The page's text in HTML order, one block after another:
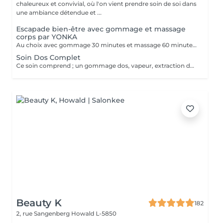
chaleureux et convivial, où l'on vient prendre soin de soi dans
une ambiance détendue et ...
Escapade bien-être avec gommage et massage
corps par YONKA
Au choix avec gommage 30 minutes et massage 60 minutes ; - Escapade provencale, Detox ; Gommage poudre de bambou et noyaux d'abricots + Massage relaxant - Délice de corse, Vitalité ; Gommage aux deux sucres + Massage ré-équilibrant avec techniques énergisantes de digitopression - Balade en foret, Silhouette ; Gommage au sel marin et aux algues + Massage tonifiant avec techniques sculptantes aux bambous - Voyage en Polynésie, Relax ; Gommage au 2 sucres + Massagz délassant avec techniques décontractantes aux pierres chaudes
Soin Dos Complet
Ce soin comprend ; un gommage dos, vapeur, extraction des points noirs et imperfections, massage dos 15 minutes, masque purifiant et crème spécifique.
Beauty K
182
2, rue Sangenberg Howald L-5850